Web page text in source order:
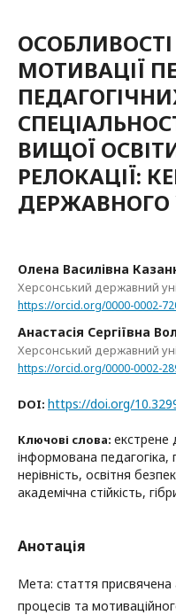
МОТИВАЦІЇ
ВИЩОЇ
РЕЛОКАЦІЇ:
ДЕРЖАВНОГО
Олена Василівна
Херсонський державний
https://orcid.org/0000-0002-
Анастасія Сергіївна
Херсонський державний
https://orcid.org/0000-0002-
DOI: https://doi.org/
Ключові слова: екстрене
інформована
нерівність, освітня
академічна стійкість,
Анотація
Мета: стаття присвячена
процесів та